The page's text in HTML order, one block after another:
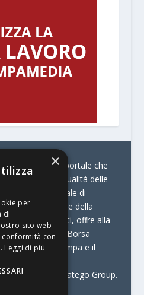
è il portale che
e l’attualità delle
È il portale di
Italia nel settore della
Oltre ai contenuti, offre alla
servizi come:
la Borsa
i Big della Stampa e il
testate di Stratego Group.
×
per
di
sito web
con
Leggi di più